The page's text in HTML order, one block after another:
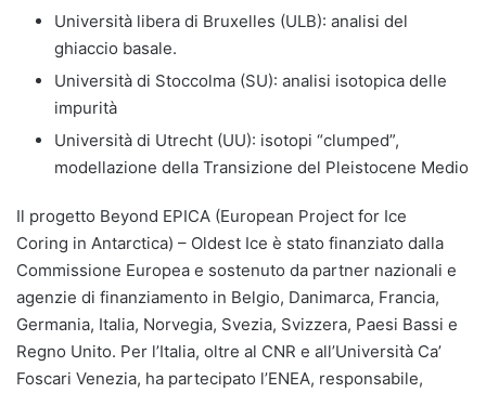
Università libera di Bruxelles (ULB): analisi del
ghiaccio basale.
Università di Stoccolma (SU): analisi isotopica delle
impurità
Università di Utrecht (UU): isotopi “clumped”,
modellazione della Transizione del Pleistocene Medio
Il progetto Beyond EPICA (European Project for Ice
Coring in Antarctica) – Oldest Ice è stato finanziato dalla
Commissione Europea e sostenuto da partner nazionali e
agenzie di finanziamento in Belgio, Danimarca, Francia,
Germania, Italia, Norvegia, Svezia, Svizzera, Paesi Bassi e
Regno Unito. Per l’Italia, oltre al CNR e all’Università Ca’
Foscari Venezia, ha partecipato l’ENEA, responsabile,